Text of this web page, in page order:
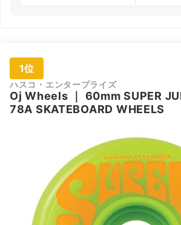
1位
ハスコ・エンタープライズ
Oj Wheels
60mm SUPER
78A SKATEBOARD WHEELS